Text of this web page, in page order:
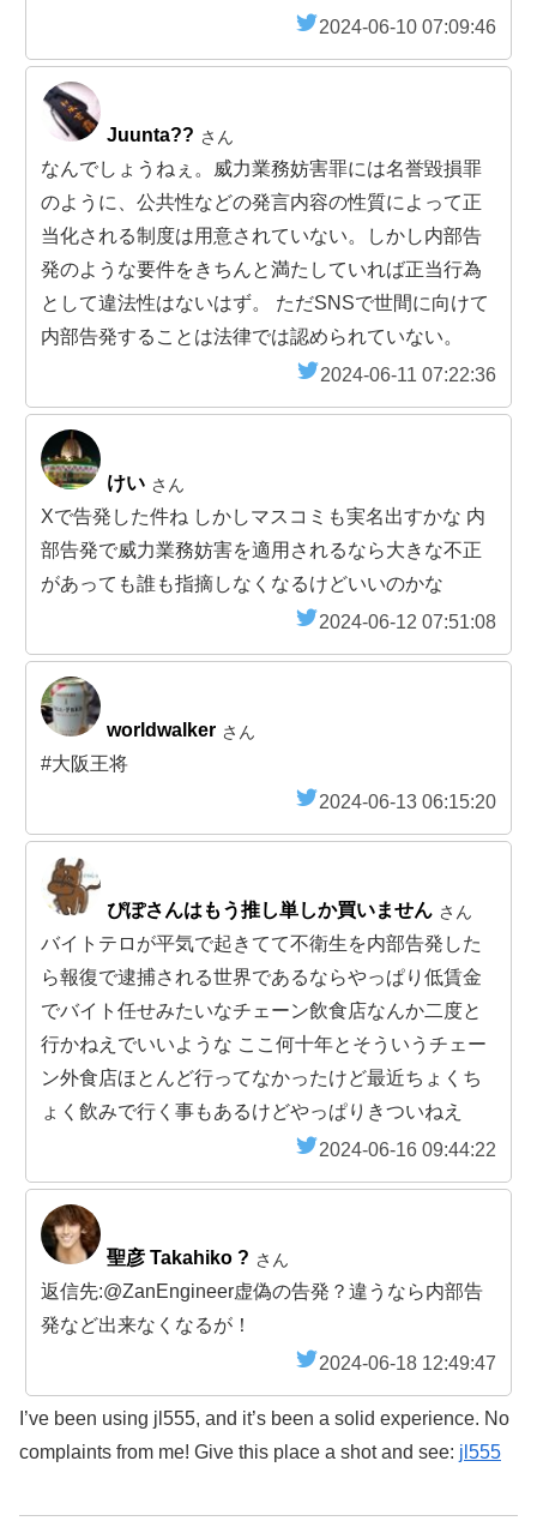
2024-06-10 07:09:46
Juunta?? さん
なんでしょうねぇ。威力業務妨害罪には名誉毀損罪
のように、公共性などの発言内容の性質によって正
当化される制度は用意されていない。しかし内部告
発のような要件をきちんと満たしていれば正当行為
として違法性はないはず。 ただSNSで世間に向けて
内部告発することは法律では認められていない。
2024-06-11 07:22:36
けい さん
Xで告発した件ね しかしマスコミも実名出すかな 内
部告発で威力業務妨害を適用されるなら大きな不正
があっても誰も指摘しなくなるけどいいのかな
2024-06-12 07:51:08
worldwalker さん
#大阪王将
2024-06-13 06:15:20
ぴぽさんはもう推し単しか買いません さん
バイトテロが平気で起きてて不衛生を内部告発した
ら報復で逮捕される世界であるならやっぱり低賃金
でバイト任せみたいなチェーン飲食店なんか二度と
行かねえでいいような ここ何十年とそういうチェー
ン外食店ほとんど行ってなかったけど最近ちょくち
ょく飲みで行く事もあるけどやっぱりきついねえ
2024-06-16 09:44:22
聖彦 Takahiko ? さん
返信先:@ZanEngineer虚偽の告発？違うなら内部告
発など出来なくなるが！
2024-06-18 12:49:47
I’ve been using jl555, and it’s been a solid experience. No
complaints from me! Give this place a shot and see: jl555